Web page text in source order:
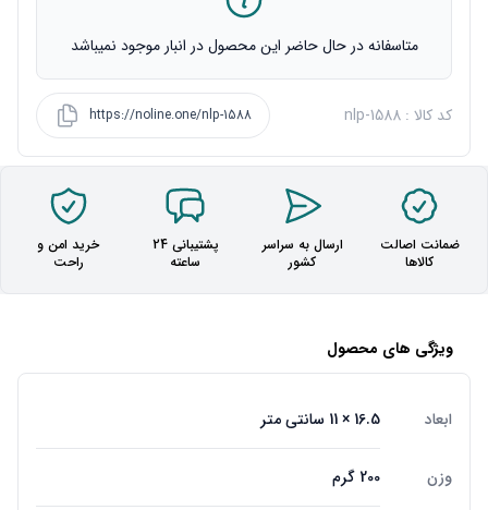
متاسفانه در حال حاضر این محصول در انبار موجود نمیباشد
کد کالا : nlp-1588 https://noline.one/nlp-1588
ضمانت اصالت
کالاها
ارسال به سراسر
کشور
پشتیبانی 24
ساعته
خرید امن و
راحت
ویژگی های محصول
ابعاد 16.5 × 11 سانتی متر
وزن 200 گرم